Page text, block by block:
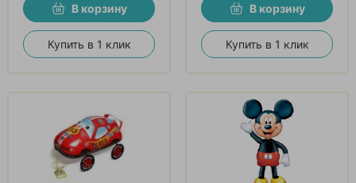
В корзину
Купить в 1 клик
В корзину
Купить в 1 клик